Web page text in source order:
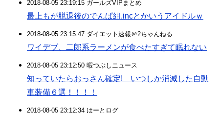
2018-08-05 23:19:15 ガールズVIPまとめ
最上もが脱退後のでんぱ組.incとかいうアイドルｗ
2018-08-05 23:15:47 ダイエット速報＠2ちゃんねる
ワイデブ、二郎系ラーメンが食べたすぎて眠れない
2018-08-05 23:12:50 暇つぶしニュース
知っていたらおっさん確定! いつしか消滅した自動
車装備６選！！！！
2018-08-05 23:12:34 はーとログ